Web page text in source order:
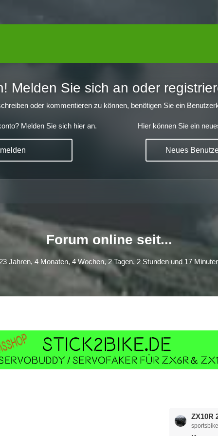
Melden Sie sich an oder
oder kommentieren zu können, benötigen Sie ein
Melden Sie sich hier an. Hier können Sie ein
Neues
Forum online seit...
23 Jahren, 4 Monaten, 4 Wochen, 2 Tagen, 2 Stunden und 17
L
e
ZX10R